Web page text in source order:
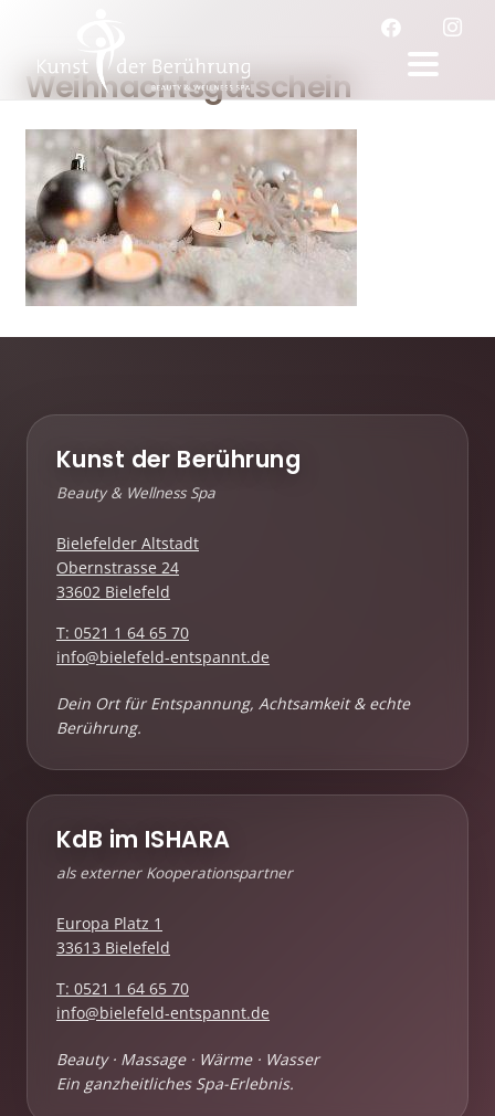
Weihnachtsgutschein
Kunst der Berührung
Beauty & Wellness Spa
Bielefelder Altstadt
Obernstrasse 24
33602 Bielefeld
T: 0521 1 64 65 70
info@bielefeld-entspannt.de
Dein Ort für Entspannung, Achtsamkeit & echte
Berührung.
KdB im ISHARA
als externer Kooperationspartner
Europa Platz 1
33613 Bielefeld
T: 0521 1 64 65 70
info@bielefeld-entspannt.de
Beauty · Massage · Wärme · Wasser
Ein ganzheitliches Spa-Erlebnis.